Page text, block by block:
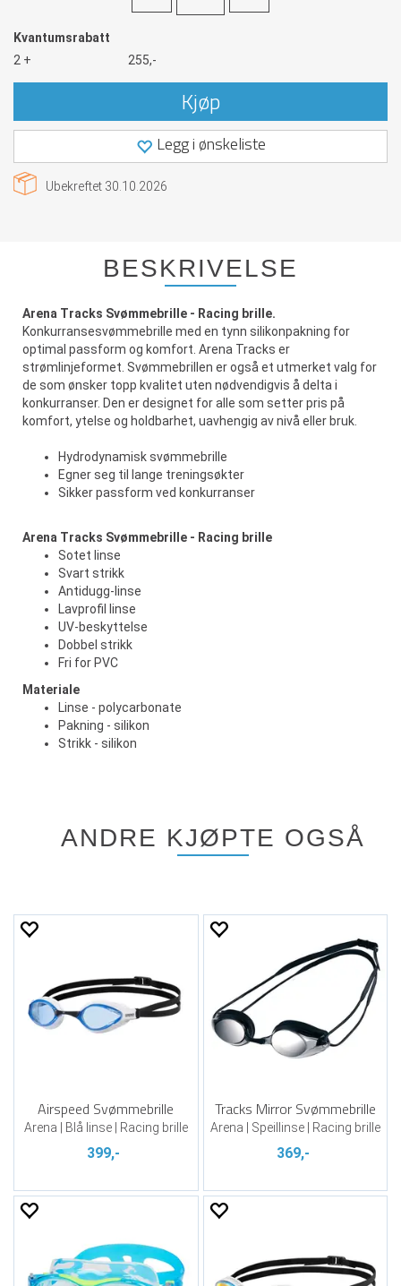
Kvantumsrabatt
2 +
255,-
Kjøp
Legg i ønskeliste
Ubekreftet 30.10.2026
BESKRIVELSE
Arena Tracks Svømmebrille - Racing brille.
Konkurransesvømmebrille med en tynn silikonpakning for
optimal passform og komfort. Arena Tracks er
strømlinjeformet. Svømmebrillen er også et utmerket valg for
de som ønsker topp kvalitet uten nødvendigvis å delta i
konkurranser. Den er designet for alle som setter pris på
komfort, ytelse og holdbarhet, uavhengig av nivå eller bruk.
Hydrodynamisk svømmebrille
Egner seg til lange treningsøkter
Sikker passform ved konkurranser
Arena Tracks Svømmebrille - Racing brille
Sotet linse
Svart strikk
Antidugg-linse
Lavprofil linse
UV-beskyttelse
Dobbel strikk
Fri for PVC
Materiale
Linse - polycarbonate
Pakning - silikon
Strikk - silikon
ANDRE KJØPTE OGSÅ
Airspeed Svømmebrille
Arena | Blå linse | Racing brille
399,-
Tracks Mirror Svømmebrille
Arena | Speillinse | Racing brille
369,-